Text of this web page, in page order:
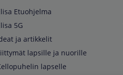
Etuohjelma
5G
ja artikkelit
lapsille ja nuorille
lapselle